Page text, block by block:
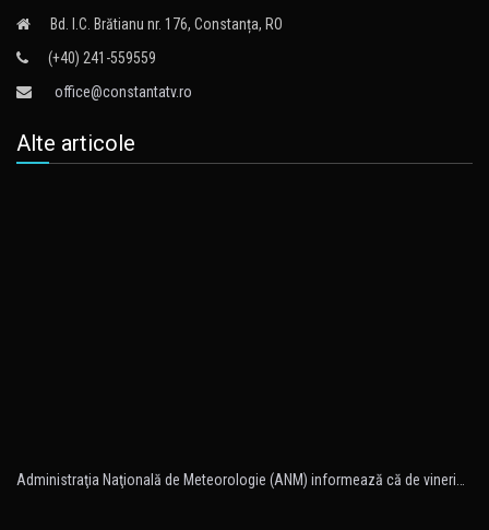
Bd. I.C. Brătianu nr. 176, Constanța, RO
(+40) 241-559559
office@constantatv.ro
Alte articole
Administraţia Naţională de Meteorologie (ANM) informează că de vineri…